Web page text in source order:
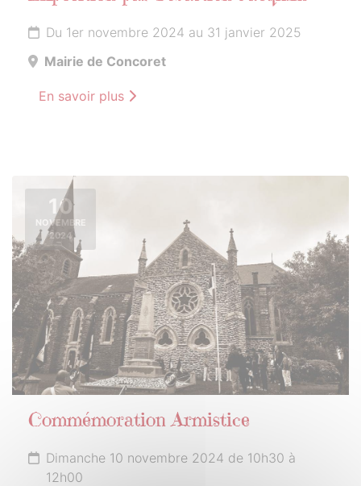
Du 1er novembre 2024 au 31 janvier 2025
Mairie de Concoret
En savoir plus
10
NOVEMBRE
2024
Commémoration Armistice
Dimanche 10 novembre 2024 de 10h30 à
12h00